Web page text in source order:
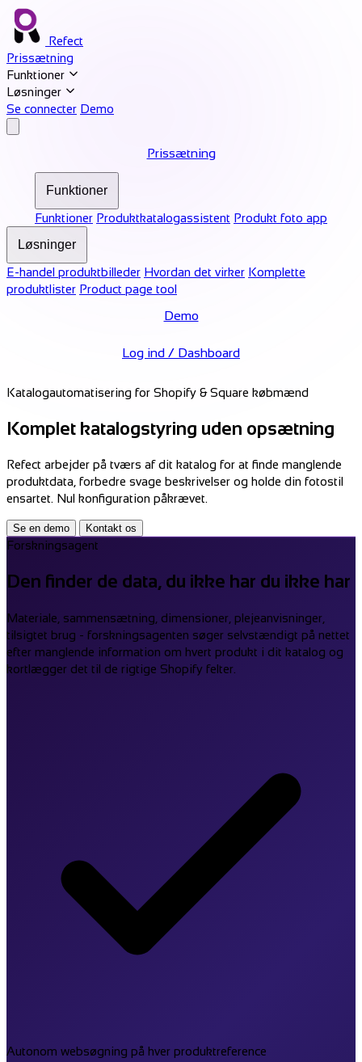
Refect
Prissætning
Funktioner
Løsninger
Se connecter Demo
Prissætning
Funktioner
Funktioner Produktkatalogassistent Produkt foto app
Løsninger
E-handel produktbilleder Hvordan det virker Komplette
produktlister Product page tool
Demo
Log ind / Dashboard
Katalogautomatisering for Shopify & Square købmænd
Komplet katalogstyring uden opsætning
Refect arbejder på tværs af dit katalog for at finde manglende
produktdata, forbedre svage beskrivelser og holde din fotostil
ensartet. Nul konfiguration påkrævet.
Se en demo Kontakt os
Forskningsagent
Den finder de data, du ikke har du ikke har
Materiale, sammensætning, dimensioner, plejeanvisninger,
tilsigtet brug - forskningsagenten søger selvstændigt på nettet
efter manglende information om hvert produkt i dit katalog og
kortlægger det til de rigtige Shopify felter.
Autonom websøgning på hver produktreference